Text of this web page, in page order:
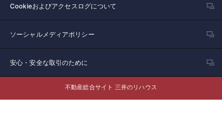
Cookieおよびアクセスログについて
ソーシャルメディアポリシー
安心・安全な取引のために
不動産総合サイト 三井のリハウス